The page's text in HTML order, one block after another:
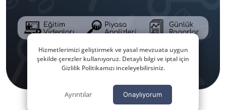
Hizmetlerimizi geliştirmek ve yasal mevzuata uygun
şekilde çerezler kullanıyoruz. Detaylı bilgi ve iptal için
Gizlilik Politikamızı inceleyebilirsiniz.
Ayrıntılar Onaylıyorum